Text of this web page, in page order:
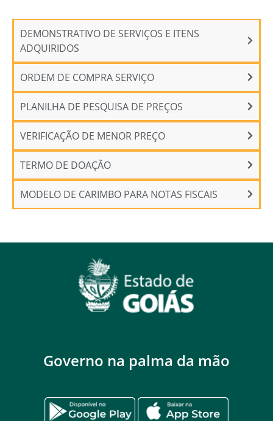
DEMONSTRATIVO DE SERVIÇOS E ITENS
ADQUIRIDOS
ORDEM DE COMPRA SERVIÇO
PLANILHA DE PESQUISA DE PREÇOS
VERIFICAÇÃO DE MENOR PREÇO
TERMO DE DOAÇÃO
MODELO DE CARIMBO PARA NOTAS FISCAIS
Governo na palma da mão